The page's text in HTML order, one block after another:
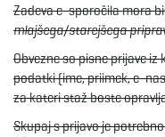
Zadeva e-sporočila mora
mlajšega/starejšega
Obvezne so pisne prijave
podatki (ime, priimek, e-
za kateri staž boste
Skupaj s prijavo je